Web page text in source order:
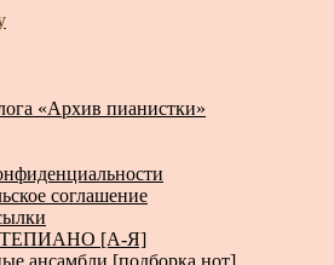
книги, музыка, статьи…
«Архив пианистки»
соглашение
[А-Я]
ансамбли [подборка нот]